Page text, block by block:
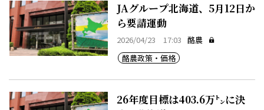
JAグループ北海道、5月12日か
ら要請運動
2026/04/23 17:03 酪農
酪農政策・価格
26年度目標は403.6万㌧に決